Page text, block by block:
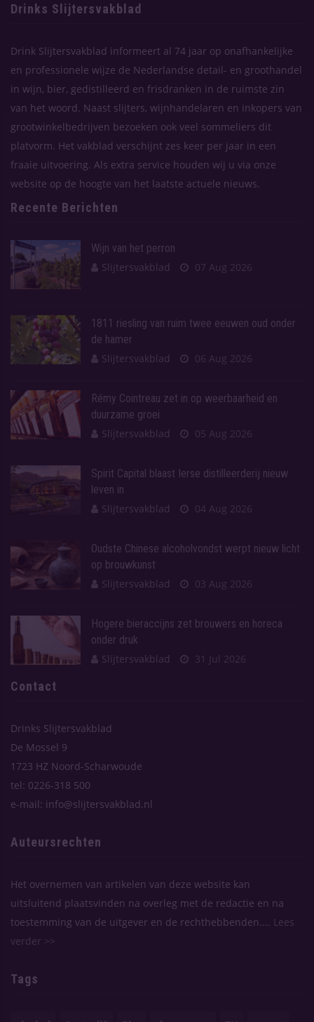
Drinks Slijtersvakblad
Drink Slijtersvakblad informeert al 74 jaar op onafhankelijke
en professionele wijze de Nederlandse detail- en groothandel
in wijn, bier, gedistilleerd en frisdranken in de ruimste zin
van het woord. Naast slijters, wijnhandelaren en inkopers van
grootwinkelbedrijven bezoeken ook veel sommeliers dit
platvorm. Het vakblad verschijnt zes keer per jaar in een
fraaie uitvoering. Als extra service houden wij u via onze
website op de hoogte van het laatste actuele nieuws.
Recente Berichten
Wijn van het perron
Slijtersvakblad
07 Aug 2026
1811 riesling van ruim twee eeuwen oud onder
de hamer
Slijtersvakblad
06 Aug 2026
Rémy Cointreau zet in op weerbaarheid en
duurzame groei
Slijtersvakblad
05 Aug 2026
Spirit Capital blaast Ierse distilleerderij nieuw
leven in
Slijtersvakblad
04 Aug 2026
Oudste Chinese alcoholvondst werpt nieuw licht
op brouwkunst
Slijtersvakblad
03 Aug 2026
Hogere bieraccijns zet brouwers en horeca
onder druk
Slijtersvakblad
31 Jul 2026
Contact
Drinks Slijtersvakblad
De Mossel 9
1723 HZ Noord-Scharwoude
tel: 0226-318 500
e-mail: info@slijtersvakblad.nl
Auteursrechten
Het overnemen van artikelen van deze website kan
uitsluitend plaatsvinden na overleg met de redactie en na
toestemming van de uitgever en de rechthebbenden....
Lees
verder >>
Tags